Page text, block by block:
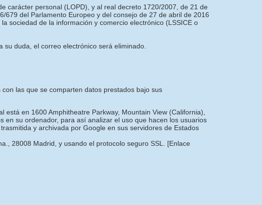
carácter personal (LOPD), y al real decreto 1720/2007, de 21 de
del Parlamento Europeo y del consejo de 27 de abril de 2016
sociedad de la información y comercio electrónico (LSSICE o
duda, el correo electrónico será eliminado.
las que se comparten datos prestados bajo sus
en 1600 Amphitheatre Parkway, Mountain View (California),
en su ordenador, para así analizar el uso que hacen los usuarios
y archivada por Google en sus servidores de Estados
28008 Madrid, y usando el protocolo seguro SSL. [Enlace